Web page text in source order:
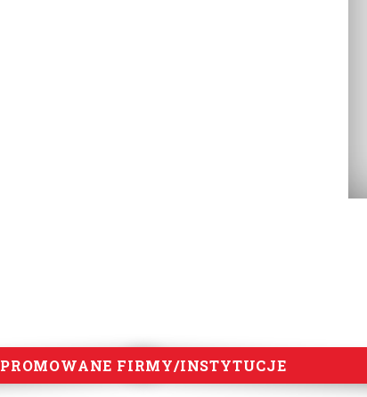
PROMOWANE FIRMY/INSTYTUCJE